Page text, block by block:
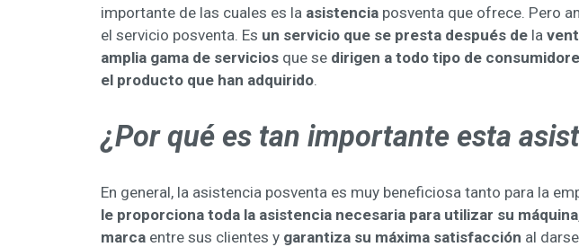
importante de las cuales es la asistencia posventa que ofrece. Pero
el servicio posventa. Es un servicio que se presta después de la
amplia gama de servicios que se dirigen a todo tipo de
el producto que han adquirido.
¿Por qué es tan importante esta
En general, la asistencia posventa es muy beneficiosa tanto para la
le proporciona toda la asistencia necesaria para utilizar su máquina
marca entre sus clientes y garantiza su máxima satisfacción al